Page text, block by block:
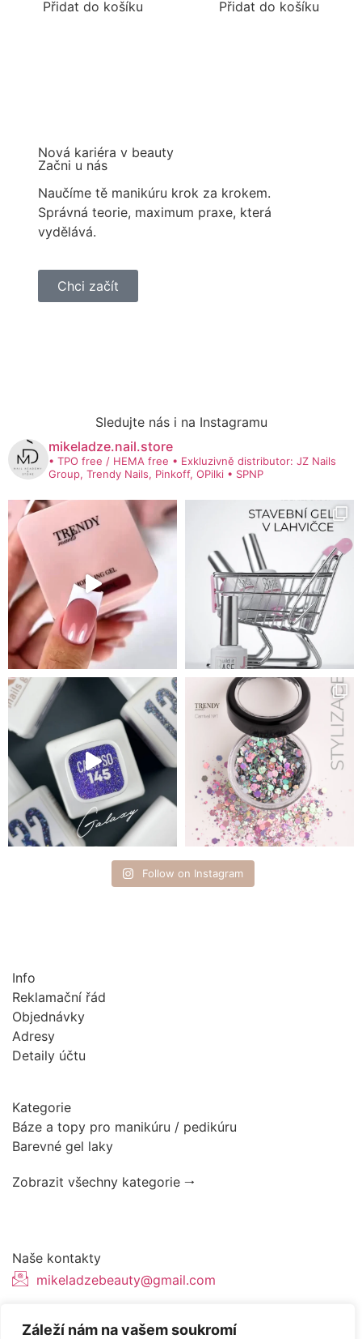
Záleží nám na vašem soukromí
Přidat do košíku Přidat do košíku
Nová kariéra v beauty
Začni u nás
Naučíme tě manikúru krok za krokem.
Správná teorie, maximum praxe, která
vydělává.
Chci začít
Sledujte nás i na Instagramu
mikeladze.nail.store
• TPO free / HEMA free • Exkluzivně distributor: JZ Nails
Group, Trendy Nails, Pinkoff, OPilki • SPNP
Follow on Instagram
Info
Reklamační řád
Objednávky
Adresy
Detaily účtu
Kategorie
Báze a topy pro manikúru / pedikúru
Barevné gel laky
Zobrazit všechny kategorie 🠂
Naše kontakty
mikeladzebeauty@gmail.com